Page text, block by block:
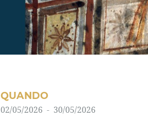
QUANDO
02/05/2026 - 30/05/2026